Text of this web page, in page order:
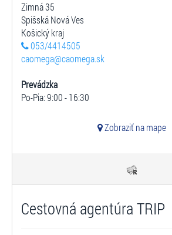
Zimná 35
Spišská Nová Ves
Košický kraj
053/4414505
caomega@caomega.sk
Prevádzka
Po-Pia: 9:00 - 16:30
Zobraziť na mape
Cestovná agentúra TRIP